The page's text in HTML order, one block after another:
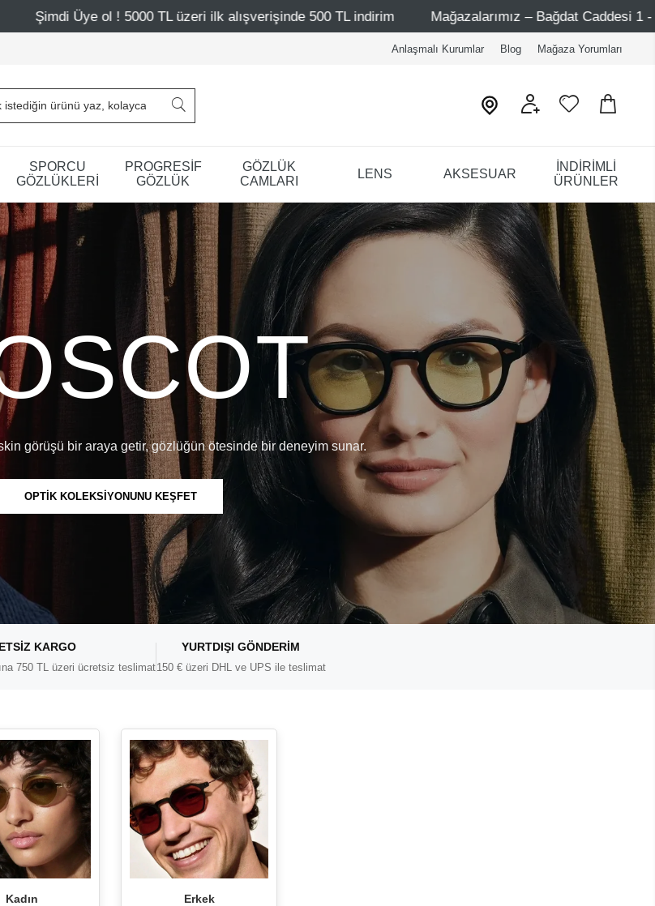
TL üzeri ilk alışverişinde 500 TL indirim Mağazalarımız – Bağdat Caddesi 1 - Bağdat Caddesi 2
Anlaşmalı Kurumlar Blog Mağaza Yorumları
SPORCU
GÖZLÜKLERİ
PROGRESİF
GÖZLÜK
GÖZLÜK
CAMLARI
LENS AKSESUAR
İNDİRİMLİ
ÜRÜNLER
görüşü bir araya getir, gözlüğün ötesinde bir deneyim sunar.
OPTİK KOLEKSİYONUNU KEŞFET
KARGO
750 TL üzeri ücretsiz teslimat
YURTDIŞI GÖNDERIM
150 € üzeri DHL ve UPS ile teslimat
Kadın Erkek